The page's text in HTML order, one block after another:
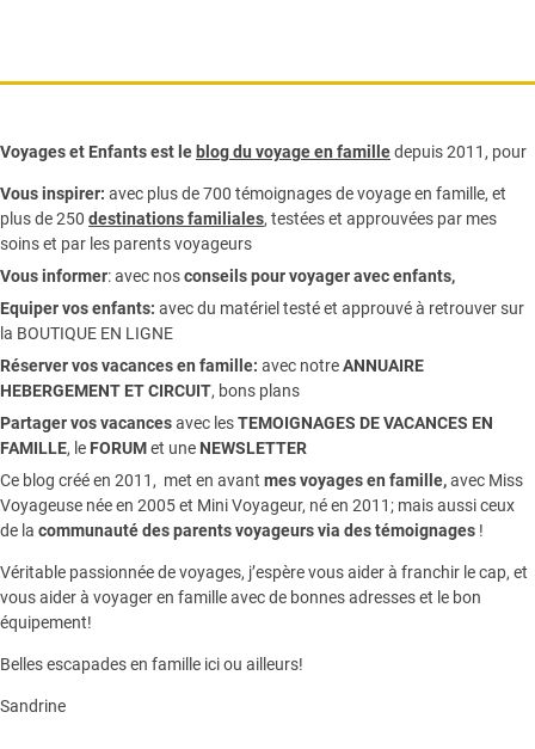
Voyages et Enfants est le blog du voyage en familledepuis 2011, pour
Vous inspirer: avec plus de 700 témoignages devoyage en famille, et
plus de 250 destinations familiales, testées et approuvées par mes
soins et par les parents voyageurs
Vous informer:avec nosconseils pour voyager avec enfants,
Equiper vos enfants: avec du matériel testé et approuvé à retrouver sur
la BOUTIQUE EN LIGNE
Réserver vos vacances en famille: avec notreANNUAIRE
HEBERGEMENT ET CIRCUIT, bons plans
Partager vos vacancesavec lesTEMOIGNAGES DE VACANCES EN
FAMILLE, le FORUMet une NEWSLETTER
Ce blog créé en 2011, met en avant mes voyages en famille,avec Miss
Voyageuse née en 2005 et Mini Voyageur, né en 2011; mais aussi ceux
de la communauté des parents voyageurs via des témoignages !
Véritable passionnée de voyages, j’espère vous aider à franchir le cap, et
vous aider à voyager en famille avec de bonnes adresses et le bon
équipement!
Belles escapades en famille ici ou ailleurs!
Sandrine